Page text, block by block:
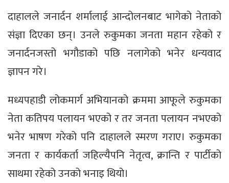
दाहालले जनार्दन शर्मालाई आन्दोलनबाट भागेको नेताको
संज्ञा दिएका छन्। उनले रुकुमका जनता महान रहेको र
जनार्दनजस्तो भगौडाको पछि नलागेको भनेर धन्यवाद
ज्ञापन गरे।
मध्यपहाडी लोकमार्ग अभियानको क्रममा आफूले रुकुमका
नेता कतिपय पलायन भएको र तर जनता पलायन नभएको
भनेर भाषण गरेको पनि दाहालले स्मरण गराए। रुकुमका
जनता र कार्यकर्ता जहिल्यैपनि नेतृत्व, क्रान्ति र पार्टीको
साथमा रहेको उनको भनाइ थियो।